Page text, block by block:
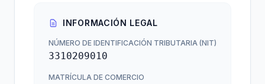
INFORMACIÓN LEGAL
NÚMERO DE IDENTIFICACIÓN TRIBUTARIA (NIT)
3310209010
MATRÍCULA DE COMERCIO